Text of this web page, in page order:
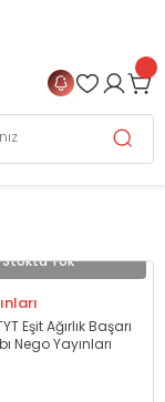
Stokta Yok
Eşit Ağırlık Başarı
Nego Yayınları